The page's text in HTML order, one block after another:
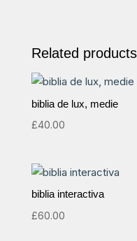
Related products
biblia de lux, medie
£40.00
biblia interactiva
£60.00